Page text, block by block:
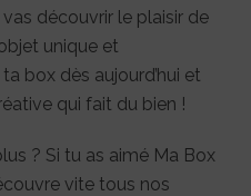
découvrir le plaisir de
unique et
box dès aujourd’hui et
qui fait du bien !
? Si tu as aimé Ma Box
vite tous nos